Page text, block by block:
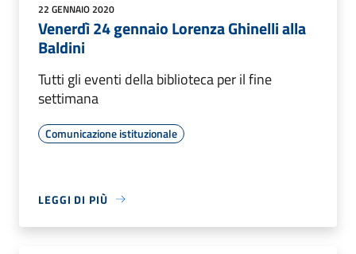
22 GENNAIO 2020
Venerdì 24 gennaio Lorenza Ghinelli alla
Baldini
Tutti gli eventi della biblioteca per il fine
settimana
Comunicazione istituzionale
LEGGI DI PIÙ